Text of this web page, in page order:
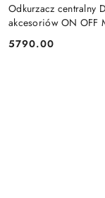
Odkurzacz centralny
akcesoriów ON OFF
Cena:
5790.00